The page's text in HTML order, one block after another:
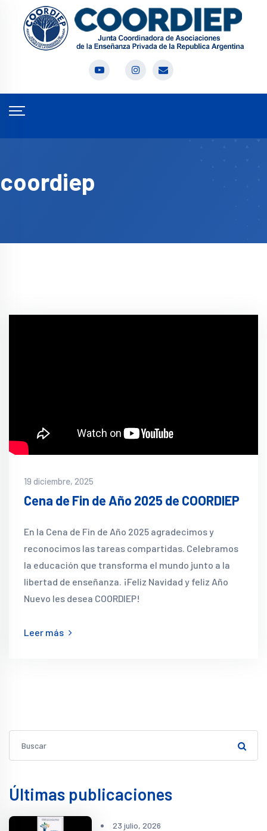
coordiep
19 diciembre, 2025
Cena de Fin de Año 2025 de COORDIEP
En la Cena de Fin de Año 2025 agradecimos y
reconocimos las tareas compartidas. Celebramos
la educación que transforma el mundo junto a la
libertad de enseñanza. ¡Feliz Navidad y feliz Año
Nuevo les desea COORDIEP!
Leer más
Últimas publicaciones
23 julio, 2026